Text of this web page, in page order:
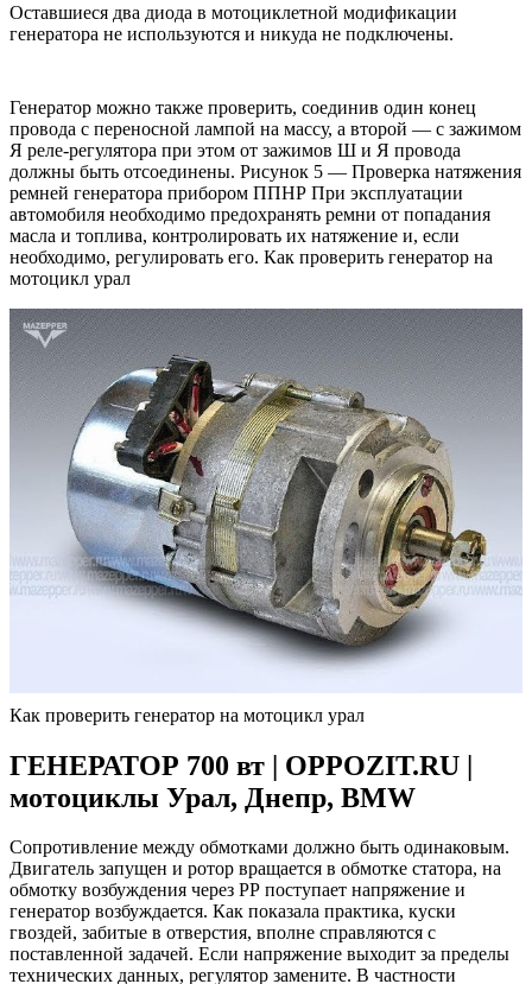
Оставшиеся два диода в мотоциклетной модификации
генератора не используются и никуда не подключены.
Генератор можно также проверить, соединив один конец
провода с переносной лампой на массу, а второй — с зажимом
Я реле-регулятора при этом от зажимов Ш и Я провода
должны быть отсоединены. Рисунок 5 — Проверка натяжения
ремней генератора прибором ППНР При эксплуатации
автомобиля необходимо предохранять ремни от попадания
масла и топлива, контролировать их натяжение и, если
необходимо, регулировать его. Как проверить генератор на
мотоцикл урал
Как проверить генератор на мотоцикл урал
ГЕНЕРАТОР 700 вт | OPPOZIT.RU |
мотоциклы Урал, Днепр, BMW
Сопротивление между обмотками должно быть одинаковым.
Двигатель запущен и ротор вращается в обмотке статора, на
обмотку возбуждения через РР поступает напряжение и
генератор возбуждается. Как показала практика, куски
гвоздей, забитые в отверстия, вполне справляются с
поставленной задачей. Если напряжение выходит за пределы
технических данных, регулятор замените. В частности